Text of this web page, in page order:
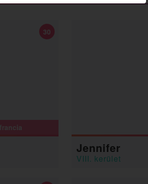
30
Jennifer
VIII. kerület